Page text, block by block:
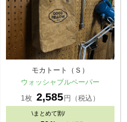
モカトート（Ｓ）
ウォッシャブルペーパー
1枚 2,585円（税込）
\まとめて割/